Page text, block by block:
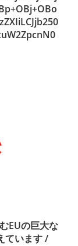
EUの巨大な
ています /